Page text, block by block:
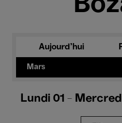
Aujourd'hui
Mars
Lundi 01 -